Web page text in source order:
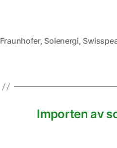
Fraunhofer, Solenergi,
Importen av